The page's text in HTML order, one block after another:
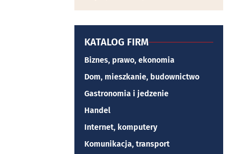
KATALOG FIRM
Biznes, prawo, ekonomia
Dom, mieszkanie, budownictwo
Gastronomia i jedzenie
Handel
Internet, komputery
Komunikacja, transport